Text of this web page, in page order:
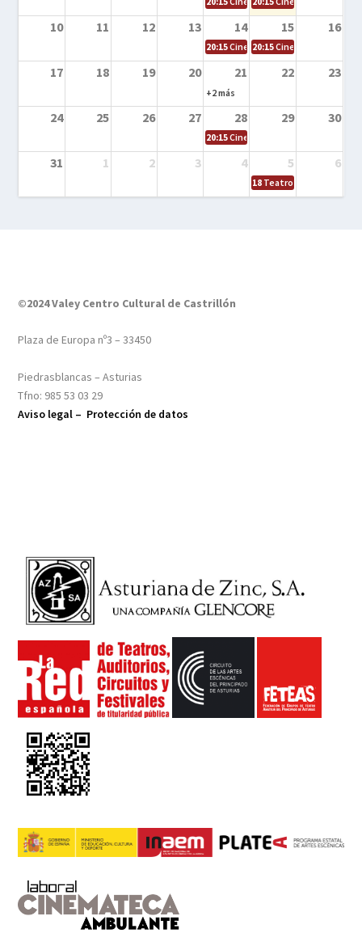
10 11 12 13 14 15 16
20:15Cine en la calle – Tortugas
20:15Cine en la calle –
17 18 19 20 21 22 23
+2 más
24 25 26 27 28 29 30
20:15Cine en el calle – Tintín y el
31 1 2 3 4 5 6
18 Teatro – Tres
©2024 Valey Centro Cultural de Castrillón
Plaza de Europa nº3 – 33450
Piedrasblancas – Asturias
Tfno: 985 53 03 29
Aviso legal – Protección de datos